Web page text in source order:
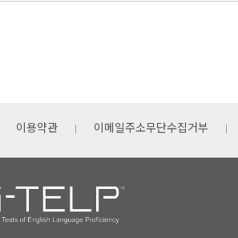
이용약관 이메일주소무단수집거부